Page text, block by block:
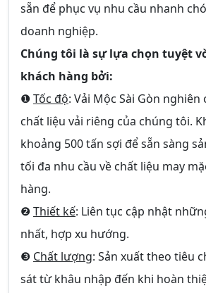
sẵn để phục vụ nhu cầu nhanh
doanh nghiệp.
Chúng tôi là sự lựa chọn tuyệt
khách hàng bởi:
❶Tốc độ: Vải Mộc Sài Gòn nghiên
chất liệu vải riêng của chúng tôi.
khoảng 500 tấn sợi để sẵn sàng
tối đa nhu cầu về chất liệu may
hàng.
❷Thiết kế: Liên tục cập nhật
nhất, hợp xu hướng.
❸ Chất lượng: Sản xuất theo tiêu
sát từ khâu nhập đến khi hoàn